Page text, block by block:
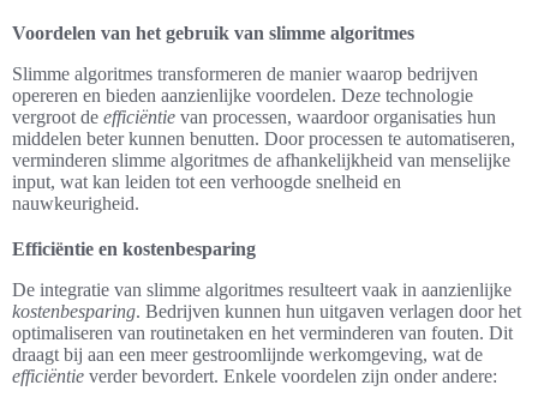
Voordelen van het gebruik van slimme algoritmes
Slimme algoritmes transformeren de manier waarop bedrijven
opereren en bieden aanzienlijke voordelen. Deze technologie
vergroot de efficiëntie van processen, waardoor organisaties hun
middelen beter kunnen benutten. Door processen te automatiseren,
verminderen slimme algoritmes de afhankelijkheid van menselijke
input, wat kan leiden tot een verhoogde snelheid en
nauwkeurigheid.
Efficiëntie en kostenbesparing
De integratie van slimme algoritmes resulteert vaak in aanzienlijke
kostenbesparing. Bedrijven kunnen hun uitgaven verlagen door het
optimaliseren van routinetaken en het verminderen van fouten. Dit
draagt bij aan een meer gestroomlijnde werkomgeving, wat de
efficiëntie verder bevordert. Enkele voordelen zijn onder andere: